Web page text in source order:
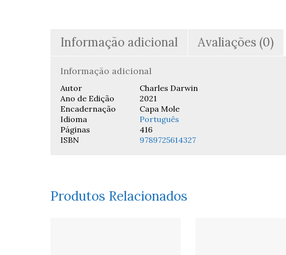
Informação adicional Avaliações (0)
Informação adicional
Autor
Charles Darwin
Ano de Edição
2021
Encadernação
Capa Mole
Idioma
Português
Páginas
416
ISBN
9789725614327
Produtos Relacionados